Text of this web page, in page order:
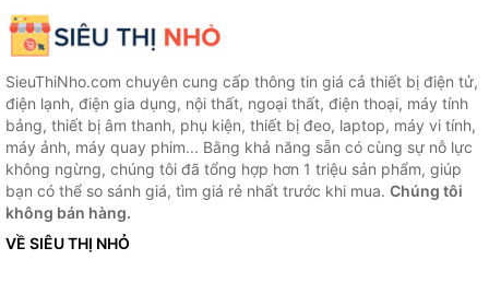
SieuThiNho.com chuyên cung cấp thông tin giá cả thiết bị điện tử,
điện lạnh, điện gia dụng, nội thất, ngoại thất, điện thoại, máy tính
bảng, thiết bị âm thanh, phụ kiện, thiết bị đeo, laptop, máy vi tính,
máy ảnh, máy quay phim... Bằng khả năng sẵn có cùng sự nỗ lực
không ngừng, chúng tôi đã tổng hợp hơn 1 triệu sản phẩm, giúp
bạn có thể so sánh giá, tìm giá rẻ nhất trước khi mua. Chúng tôi
không bán hàng.
VỀ SIÊU THỊ NHỎ